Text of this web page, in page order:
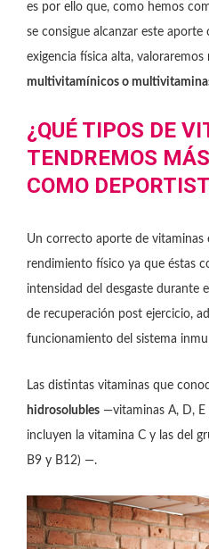
es por ello que, como hemos
se consigue alcanzar este aporte
exigencia física alta, valoraremos
multivitamínicos o
¿QUÉ TIPOS DE
TENDREMOS
COMO
Un correcto aporte de vitaminas
rendimiento físico ya que éstas
intensidad del desgaste durante
de recuperación post ejercicio,
funcionamiento del sistema
Las distintas vitaminas que
hidrosolubles —vitaminas A, D,
incluyen la vitamina C y las del
B9 y B12) —.